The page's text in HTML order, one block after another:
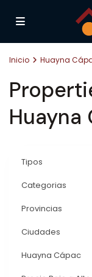
Inicio Huayna
Huayna
Tipos
Categorias
Provincias
Ciudades
Huayna Cápac